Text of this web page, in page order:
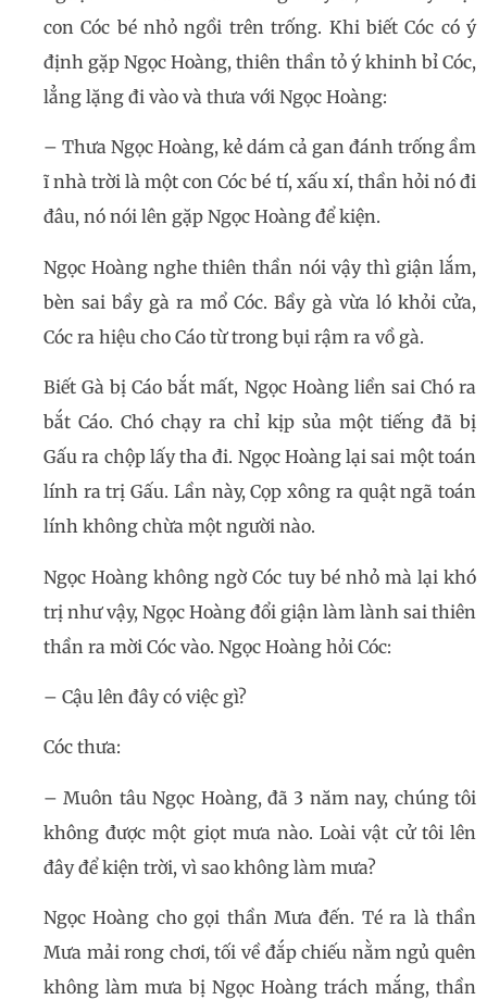
con Cóc bé nhỏ ngồi trên trống. Khi biết Cóc có ý
định gặp Ngọc Hoàng, thiên thần tỏ ý khinh bỉ Cóc,
lẳng lặng đi vào và thưa với Ngọc Hoàng:
– Thưa Ngọc Hoàng, kẻ dám cả gan đánh trống ầm
ĩ nhà trời là một con Cóc bé tí, xấu xí, thần hỏi nó đi
đâu, nó nói lên gặp Ngọc Hoàng để kiện.
Ngọc Hoàng nghe thiên thần nói vậy thì giận lắm,
bèn sai bầy gà ra mổ Cóc. Bầy gà vừa ló khỏi cửa,
Cóc ra hiệu cho Cáo từ trong bụi rậm ra vồ gà.
Biết Gà bị Cáo bắt mất, Ngọc Hoàng liền sai Chó ra
bắt Cáo. Chó chạy ra chỉ kịp sủa một tiếng đã bị
Gấu ra chộp lấy tha đi. Ngọc Hoàng lại sai một toán
lính ra trị Gấu. Lần này, Cọp xông ra quật ngã toán
lính không chừa một người nào.
Ngọc Hoàng không ngờ Cóc tuy bé nhỏ mà lại khó
trị như vậy, Ngọc Hoàng đổi giận làm lành sai thiên
thần ra mời Cóc vào. Ngọc Hoàng hỏi Cóc:
– Cậu lên đây có việc gì?
Cóc thưa:
– Muôn tâu Ngọc Hoàng, đã 3 năm nay, chúng tôi
không được một giọt mưa nào. Loài vật cử tôi lên
đây để kiện trời, vì sao không làm mưa?
Ngọc Hoàng cho gọi thần Mưa đến. Té ra là thần
Mưa mải rong chơi, tối về đắp chiếu nằm ngủ quên
không làm mưa bị Ngọc Hoàng trách mắng, thần